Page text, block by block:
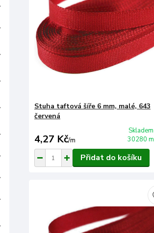
Stuha taftová šíře 6 mm, malé, 643
červená
4,27 Kč/m
Skladem
30280 m
Přidat do košíku